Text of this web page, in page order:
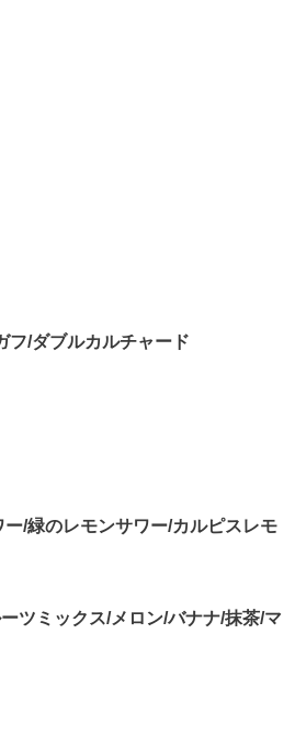
フ/ダブルカルチャード
/緑のレモンサワー/カルピスレモ
ツミックス/メロン/バナナ/抹茶/マ